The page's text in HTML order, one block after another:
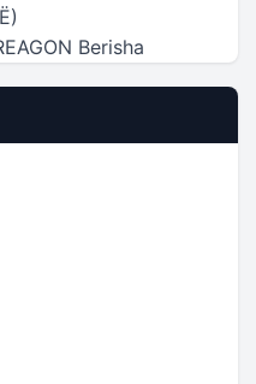
Berisha